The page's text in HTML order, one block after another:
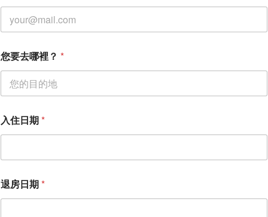
您要去哪裡？ *
入住日期*
退房日期*